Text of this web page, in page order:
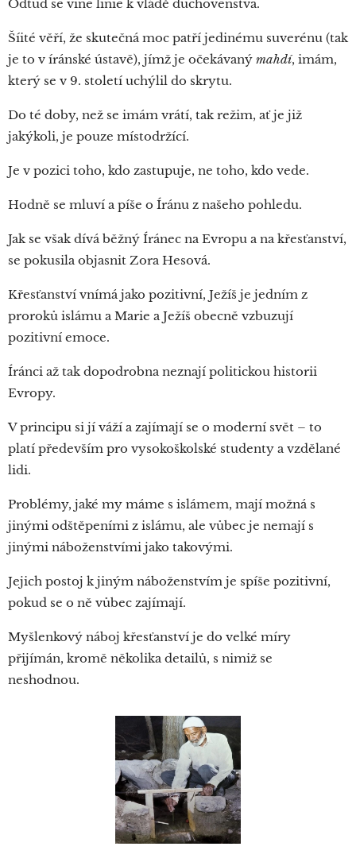
Odtud se vine linie k vládě duchovenstva.
Šíité věří, že skutečná moc patří jedinému suverénu (tak
je to v íránské ústavě), jímž je očekávaný mahdí, imám,
který se v 9. století uchýlil do skrytu.
Do té doby, než se imám vrátí, tak režim, ať je již
jakýkoli, je pouze místodržící.
Je v pozici toho, kdo zastupuje, ne toho, kdo vede.
Hodně se mluví a píše o Íránu z našeho pohledu.
Jak se však dívá běžný Íránec na Evropu a na křesťanství,
se pokusila objasnit Zora Hesová.
Křesťanství vnímá jako pozitivní, Ježíš je jedním z
proroků islámu a Marie a Ježíš obecně vzbuzují
pozitivní emoce.
Íránci až tak dopodrobna neznají politickou historii
Evropy.
V principu si jí váží a zajímají se o moderní svět – to
platí především pro vysokoškolské studenty a vzdělané
lidi.
Problémy, jaké my máme s islámem, mají možná s
jinými odštěpeními z islámu, ale vůbec je nemají s
jinými náboženstvími jako takovými.
Jejich postoj k jiným náboženstvím je spíše pozitivní,
pokud se o ně vůbec zajímají.
Myšlenkový náboj křesťanství je do velké míry
přijímán, kromě několika detailů, s nimiž se
neshodnou.